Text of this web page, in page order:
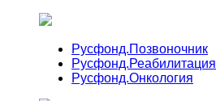
Русфонд.Позвоночник
Русфонд.Реабилитация
Русфонд.Онкология